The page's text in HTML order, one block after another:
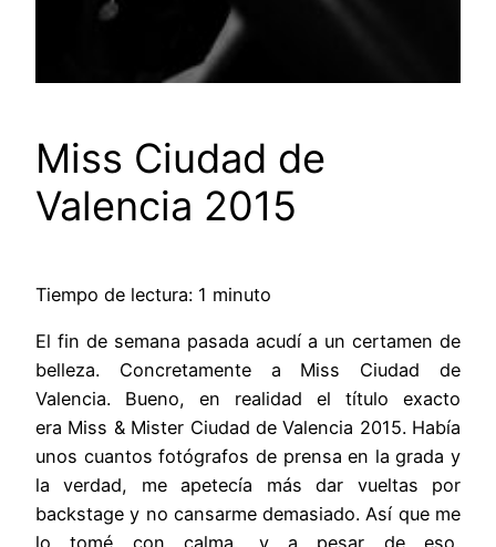
Miss Ciudad de
Valencia 2015
Tiempo de lectura: 1 minuto
El fin de semana pasada acudí a un certamen de
belleza. Concretamente a Miss Ciudad de
Valencia. Bueno, en realidad el título exacto
era Miss & Mister Ciudad de Valencia 2015. Había
unos cuantos fotógrafos de prensa en la grada y
la verdad, me apetecía más dar vueltas por
backstage y no cansarme demasiado. Así que me
lo tomé con calma, y a pesar de eso,